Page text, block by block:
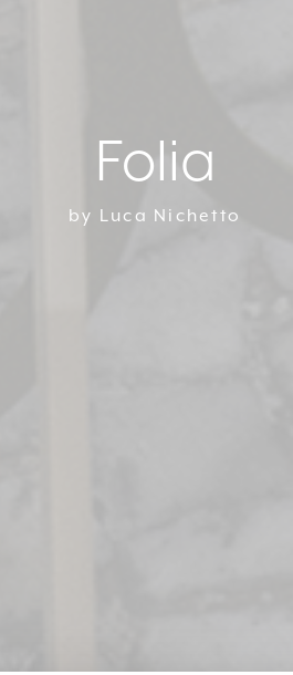
Folia
by Luca Nichetto